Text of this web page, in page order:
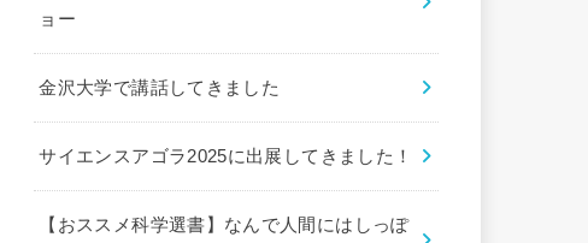
ョー
金沢大学で講話してきました
サイエンスアゴラ2025に出展してきました！
【おススメ科学選書】なんで人間にはしっぽ